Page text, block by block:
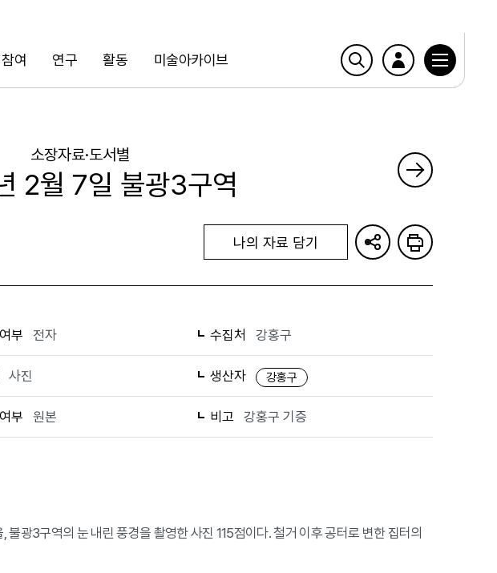
여 연구 활동 미술아카이브
소장자료·도서별
2월 7일 불광3구역
나의 자료 담기
부 전자 수집처 강홍구
사진 생산자 강홍구
부 원본 비고 강홍구 기증
광3구역의 눈 내린 풍경을 촬영한 사진 115점이다. 철거 이후 공터로 변한 집터의